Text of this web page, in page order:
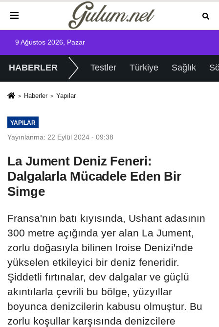
9 Ağustos 2026, Pazar
HABERLER Testler Türkiye Sağlık
Haberler Yapılar
YAPILAR
Yayınlanma: 22 Eylül 2024 - 09:38
La Jument Deniz Feneri:
Dalgalarla Mücadele Eden Bir
Simge
Fransa'nın batı kıyısında, Ushant adasının
300 metre açığında yer alan La Jument,
zorlu doğasıyla bilinen Iroise Denizi'nde
yükselen etkileyici bir deniz feneridir.
Şiddetli fırtınalar, dev dalgalar ve güçlü
akıntılarla çevrili bu bölge, yüzyıllar
boyunca denizcilerin kabusu olmuştur. Bu
zorlu koşullar karşısında denizcilere